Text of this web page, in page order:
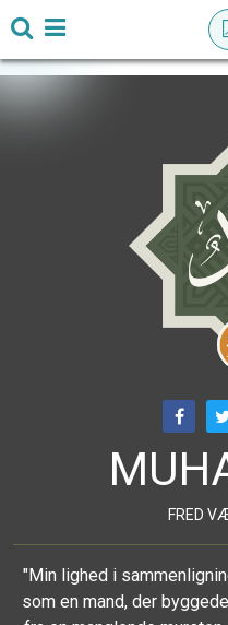
FRED
"Min lighed i
som en mand, der